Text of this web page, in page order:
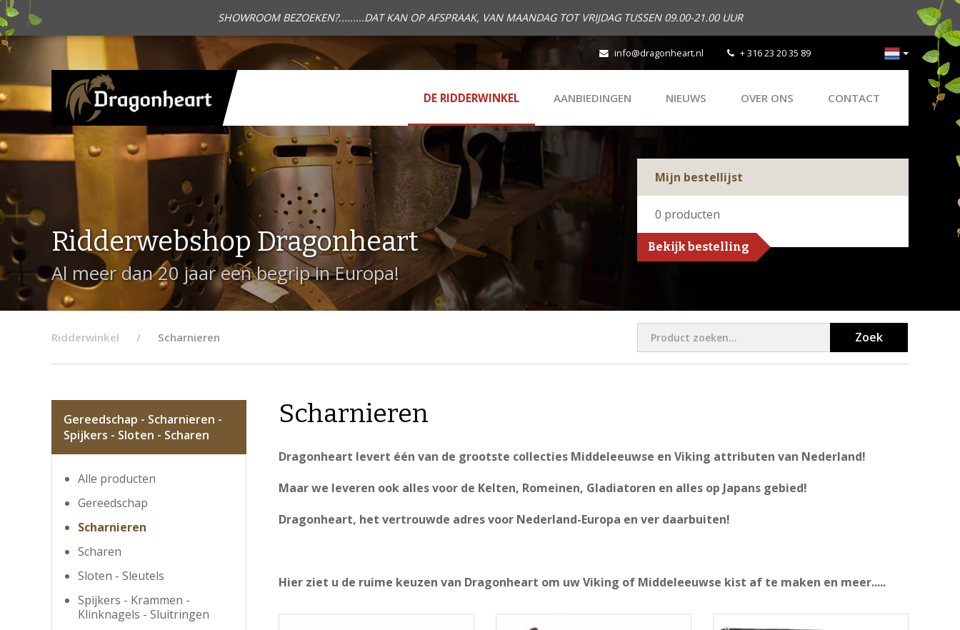
SHOWROOM BEZOEKEN?.........DAT KAN OP AFSPRAAK, VAN MAANDAG TOT VRIJDAG TUSSEN 09.00-21.00 UUR
info@dragonheart.nl + 316 23 20 35 89
DE RIDDERWINKEL AANBIEDINGEN NIEUWS OVER ONS CONTACT
Ridderwebshop Dragonheart
Al meer dan 20 jaar een begrip in Europa!
Mijn bestellijst
0 producten
Bekijk bestelling
Ridderwinkel Scharnieren Zoek
Gereedschap - Scharnieren -
Spijkers - Sloten - Scharen
Alle producten
Gereedschap
Scharnieren
Scharen
Sloten - Sleutels
Spijkers - Krammen -
Klinknagels - Sluitringen
Scharnieren
Dragonheart levert één van de grootste collecties Middeleeuwse en Viking attributen van Nederland!
Maar we leveren ook alles voor de Kelten, Romeinen, Gladiatoren en alles op Japans gebied!
Dragonheart, het vertrouwde adres voor Nederland-Europa en ver daarbuiten!
Hier ziet u de ruime keuzen van Dragonheart om uw Viking of Middeleeuwse kist af te maken en meer.....